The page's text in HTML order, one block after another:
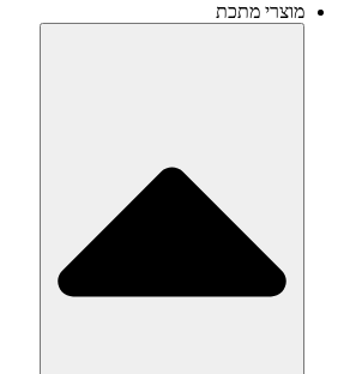
מוצרי מתכת